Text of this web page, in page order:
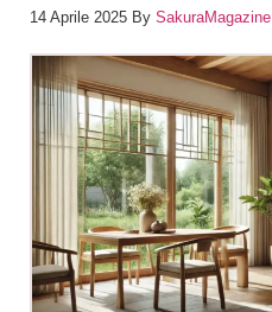
14 Aprile 2025 By SakuraMagazine